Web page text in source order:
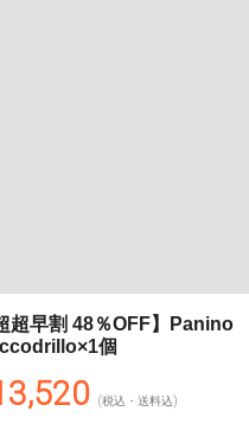
超早割 48％OFF】Panino
個
(税込・送料込)